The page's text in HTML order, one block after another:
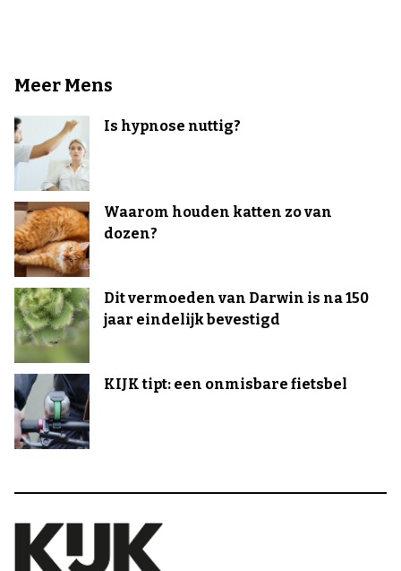
Meer Mens
Is hypnose nuttig?
Waarom houden katten zo van
dozen?
Dit vermoeden van Darwin is na 150
jaar eindelijk bevestigd
KIJK tipt: een onmisbare fietsbel